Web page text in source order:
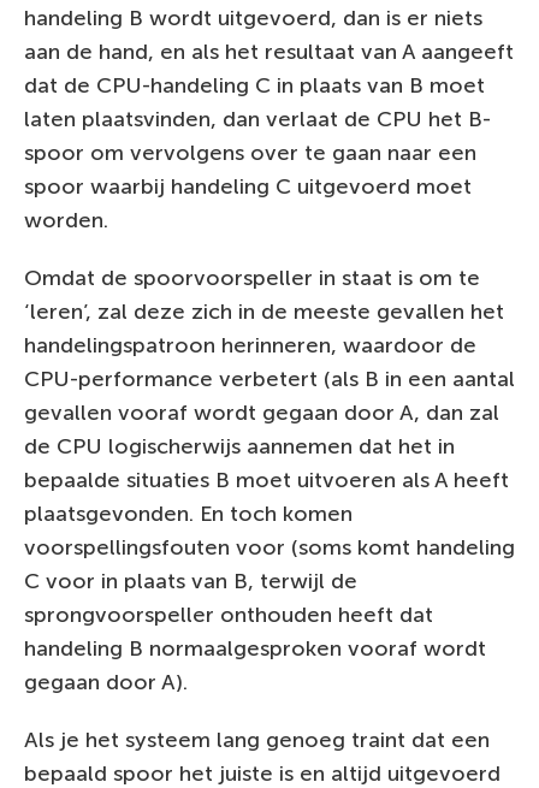
handeling B wordt uitgevoerd, dan is er niets
aan de hand, en als het resultaat van A aangeeft
dat de CPU-handeling C in plaats van B moet
laten plaatsvinden, dan verlaat de CPU het B-
spoor om vervolgens over te gaan naar een
spoor waarbij handeling C uitgevoerd moet
worden.
Omdat de spoorvoorspeller in staat is om te
‘leren’, zal deze zich in de meeste gevallen het
handelingspatroon herinneren, waardoor de
CPU-performance verbetert (als B in een aantal
gevallen vooraf wordt gegaan door A, dan zal
de CPU logischerwijs aannemen dat het in
bepaalde situaties B moet uitvoeren als A heeft
plaatsgevonden. En toch komen
voorspellingsfouten voor (soms komt handeling
C voor in plaats van B, terwijl de
sprongvoorspeller onthouden heeft dat
handeling B normaalgesproken vooraf wordt
gegaan door A).
Als je het systeem lang genoeg traint dat een
bepaald spoor het juiste is en altijd uitgevoerd